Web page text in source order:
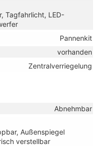
Tagfahrlicht, LED-
Pannenkit
vorhanden
Zentralverriegelung
Abnehmbar
Außenspiegel
verstellbar